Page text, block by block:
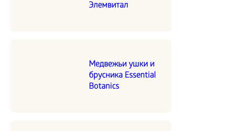
Элемвитал
Медвежьи ушки и
брусника Essential
Botanics